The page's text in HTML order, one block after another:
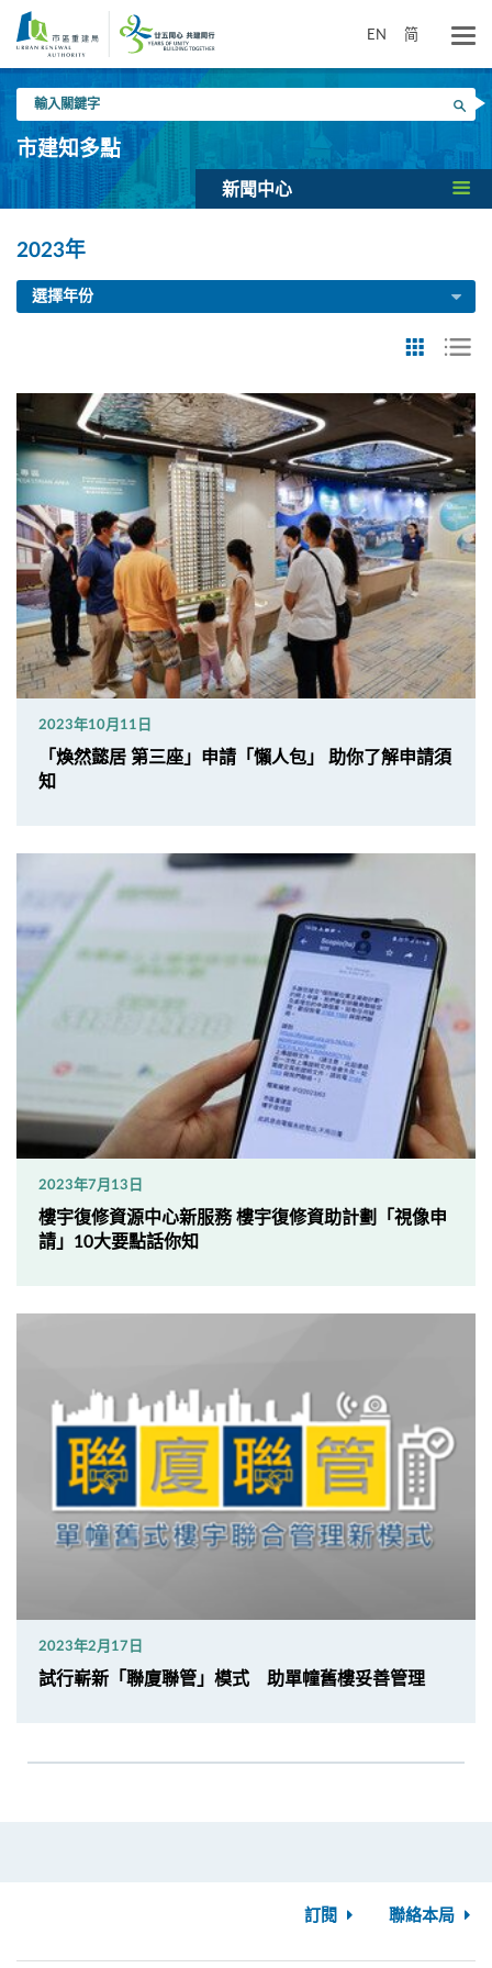
要
EN 简
入
關
鍵
搜尋
市建知多點
新聞中心
2023年
選擇年份
2023年10月11日
「煥然懿居 第三座」申請「懶人包」 助你了解申請須
知
2023年7月13日
樓宇復修資源中心新服務 樓宇復修資助計劃「視像申
請」10大要點話你知
2023年2月17日
試行嶄新「聯廈聯管」模式 助單幢舊樓妥善管理
訂閱 聯絡本局